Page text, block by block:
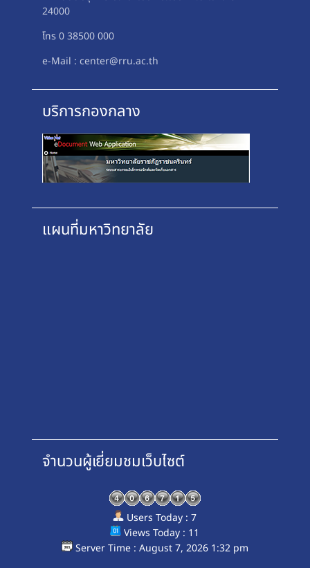
24000
โทร 0 38500 000
e-Mail : center@rru.ac.th
บริการกองกลาง
แผนที่มหาวิทยาลัย
จำนวนผู้เยี่ยมชมเว็บไซต์
Users Today : 7
Views Today : 11
Server Time : August 7, 2026 1:32 pm